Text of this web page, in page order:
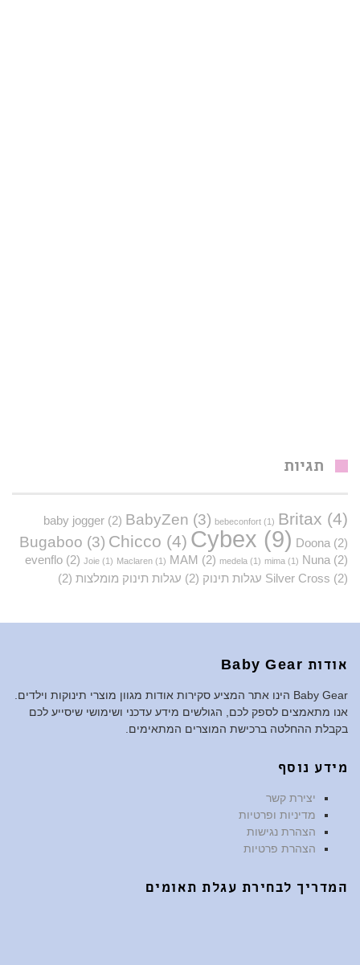
תגיות
baby jogger (2) BabyZen (3) bebeconfort (1) Britax (4)
Bugaboo (3) Chicco (4) Cybex (9) Doona (2)
evenflo (2) Joie (1) Maclaren (1) MAM (2) medela (1) mima (1) Nuna (2)
Silver Cross (2) עגלות תינוק (2) עגלות תינוק מומלצות (2)
אודות Baby Gear
Baby Gear הינו אתר המציע סקירות אודות מגוון מוצרי תינוקות וילדים.
אנו מתאמצים לספק לכם, הגולשים מידע עדכני ושימושי שיסייע לכם
בקבלת ההחלטה ברכישת המוצרים המתאימים.
מידע נוסף
יצירת קשר
מדיניות ופרטיות
הצהרת נגישות
הצהרת פרטיות
המדריך לבחירת עגלת תאומים